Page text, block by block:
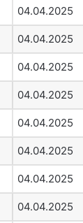
04.04.2025
04.04.2025
04.04.2025
04.04.2025
04.04.2025
04.04.2025
04.04.2025
04.04.2025